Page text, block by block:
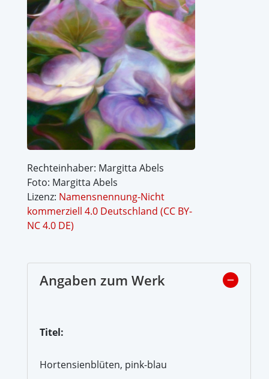
Rechteinhaber: Margitta Abels
Foto: Margitta Abels
Lizenz: Namensnennung-Nicht
kommerziell 4.0 Deutschland (CC BY-
NC 4.0 DE)
Angaben zum Werk
Titel:
Hortensienblüten, pink-blau